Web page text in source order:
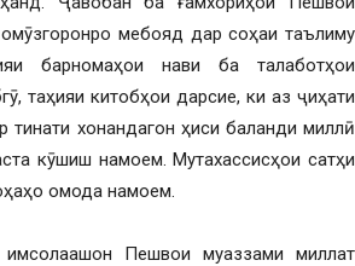
мебояд дар соҳаи таълиму
барномаҳои нави ба талаботҳои
таҳияи китобҳои дарсие, ки аз ҷиҳати
тинати хонандагон ҳиси баланди миллӣ
кӯшиш намоем. Мутахассисҳои сатҳи
омода намоем.
Пешвои муаззами миллат